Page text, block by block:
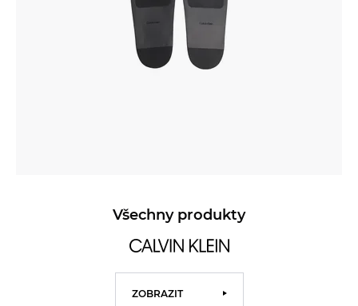
Všechny produkty
ZOBRAZIT